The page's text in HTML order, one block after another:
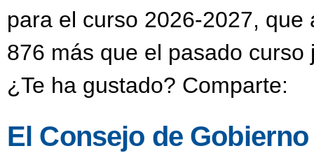
para el curso 2026-2027,
876 más que el pasado
¿Te ha gustado? Comparte:
El Consejo de